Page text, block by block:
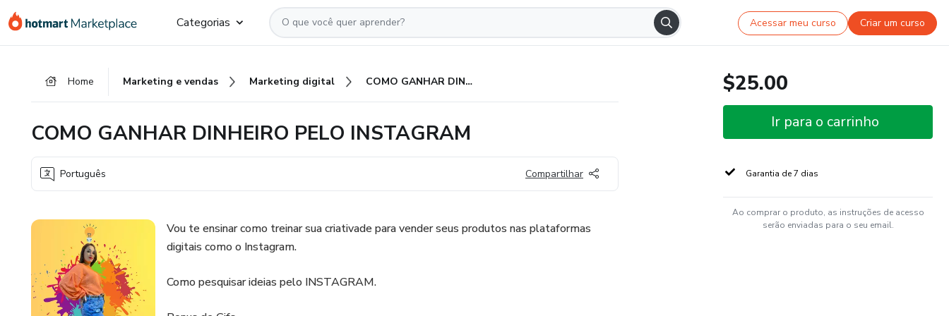
para
para
para
Categorias Acessar meu curso Criar um curso
Home Marketing e vendas Marketing digital COMO GANHAR DINHEIRO PELO INSTAGRAM
COMO GANHAR DINHEIRO PELO INSTAGRAM
Português Compartilhar
Vou te ensinar como treinar sua criativade para vender seus produtos nas plataformas
digitais como o Instagram.
Como pesquisar ideias pelo INSTAGRAM.
$25.00
Ir para o carrinho
Garantia de 7 dias
Ao comprar o produto, as instruções de acesso
serão enviadas para o seu email.